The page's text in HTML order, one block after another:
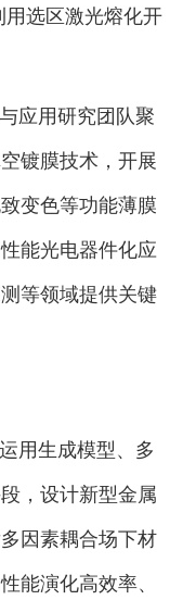
选区激光熔化开
应用研究团队聚
镀膜技术，开展
变色等功能薄膜
能光电器件化应
等领域提供关键
用生成模型、多
，设计新型金属
因素耦合场下材
能演化高效率、